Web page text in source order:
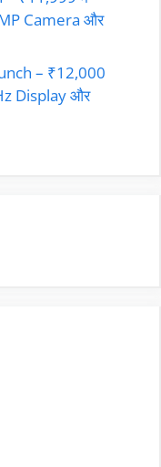
Camera और
– ₹12,000
Display और